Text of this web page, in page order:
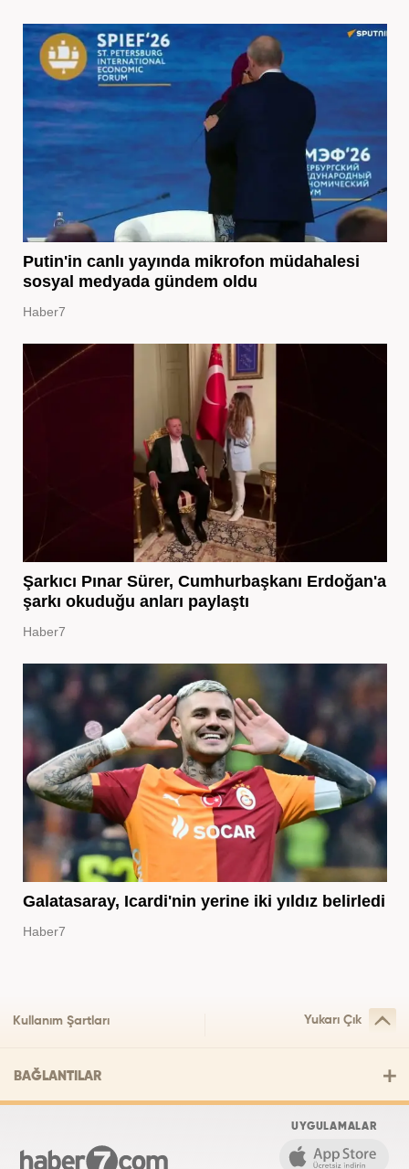
Putin'in canlı yayında mikrofon müdahalesi
sosyal medyada gündem oldu
Haber7
Şarkıcı Pınar Sürer, Cumhurbaşkanı Erdoğan'a
şarkı okuduğu anları paylaştı
Haber7
Galatasaray, Icardi'nin yerine iki yıldız belirledi
Haber7
Kullanım Şartları Yukarı Çık
BAĞLANTILAR
UYGULAMALAR